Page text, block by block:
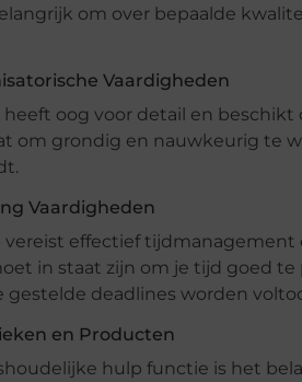
om over bepaalde
Vaardigheden
oog voor detail en
om grondig en nauwkeurig te
Vaardigheden
effectief
in staat zijn om je tijd goed
deadlines worden
en Producten
hulp functie is het